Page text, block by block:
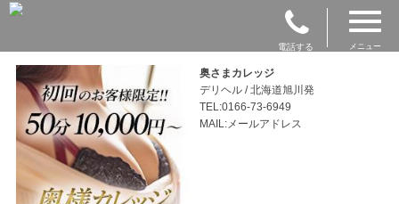
電話する メニュー
奥さまカレッジ
デリヘル / 北海道旭川発
TEL:0166-73-6949
MAIL:メールアドレス